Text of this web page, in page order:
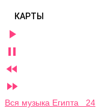
КАРТЫ




Вся музыка Египта 24